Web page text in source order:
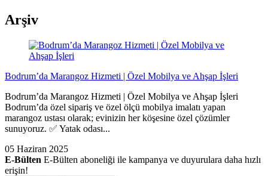
Arşiv
Bodrum’da Marangoz Hizmeti | Özel Mobilya ve Ahşap İşleri
Bodrum’da Marangoz Hizmeti | Özel Mobilya ve Ahşap İşleri
Bodrum’da özel sipariş ve özel ölçü mobilya imalatı yapan
marangoz ustası olarak; evinizin her köşesine özel çözümler
sunuyoruz. ✅ Yatak odası...
05 Haziran 2025
E-Bülten E-Bülten aboneliği ile kampanya ve duyurulara daha hızlı
erişin!